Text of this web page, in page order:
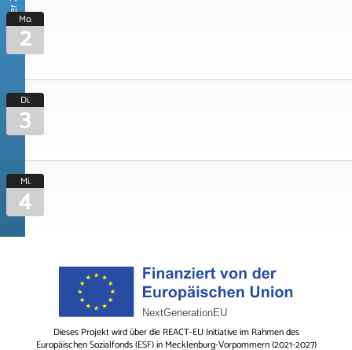
November 2026Mo.
2
Di.
3
Mi.
4
Dieses Projekt wird über die REACT-EU Initiative im Rahmen des
Europäischen Sozialfonds (ESF) in Mecklenburg-Vorpommern (2021-2027)